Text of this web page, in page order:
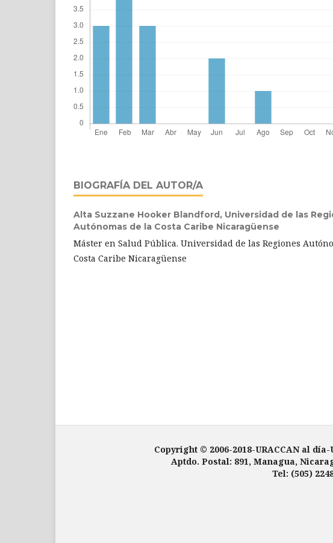
BIOGRAFÍA DEL AUTOR/A
Alta Suzzane Hooker Blandford, Universidad de las
Autónomas de la Costa Caribe Nicaragüense
Máster en Salud Pública. Universidad de las Regiones
Costa Caribe Nicaragüense
Copyright © 2006-2018-URACCAN al día-
Aptdo. Postal: 891, Managua,
Tel: (505)